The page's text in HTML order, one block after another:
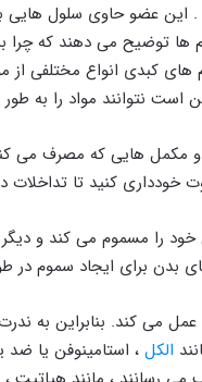
این عضو حاوی سلول
ها توضیح می دهند که چرا
های کبدی انواع مختلفی
نتوانند مواد را به
و مکمل هایی که مصرف می
کنید تا تداخلات
خود را مسموم می کند و
بدن برای ایجاد سموم در
می کند. بنابراین به
الکل ، استامینوفن یا ضد